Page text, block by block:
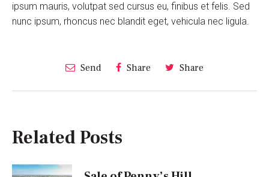
ipsum mauris, volutpat sed cursus eu, finibus et felis. Sed
nunc ipsum, rhoncus nec blandit eget, vehicula nec ligula.
Send Share Share
Related Posts